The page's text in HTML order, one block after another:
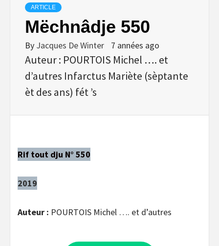
ARTICLE
Mëchnâdje 550
By Jacques De Winter 7 années ago
Auteur : POURTOIS Michel …. et
d’autres Infarctus Mariète (sèptante
èt des ans) fét ’s
Rif tout dju N° 550
2019
Auteur : POURTOIS Michel …. et d’autres